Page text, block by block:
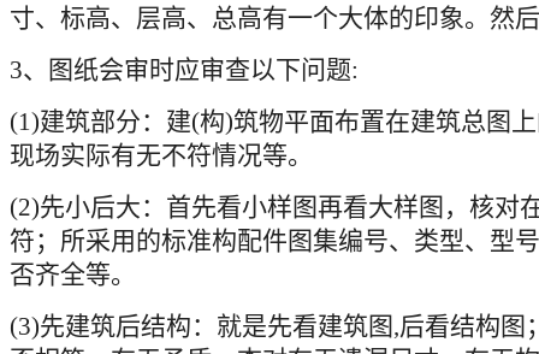
寸、标高、层高、总高有一个大体的印象。然
3、图纸会审时应审查以下问题:
(1)建筑部分：建(构)筑物平面布置在建筑总图
现场实际有无不符情况等。
(2)先小后大：首先看小样图再看大样图，核对
符；所采用的标准构配件图集编号、类型、型
否齐全等。
(3)先建筑后结构：就是先看建筑图,后看结构图